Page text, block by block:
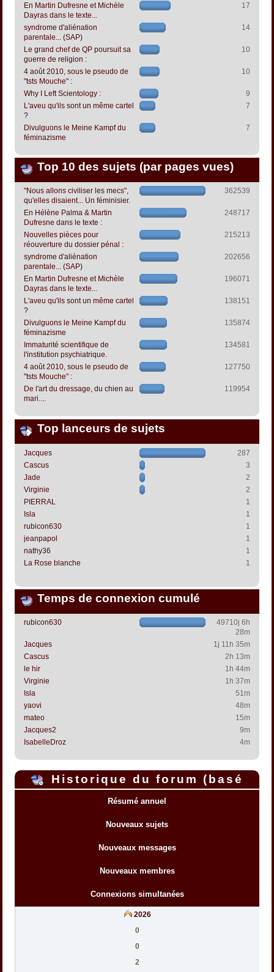
En Martin Dufresne et Michèle
Dayras dans le texte...
17
syndrome d'aliénation
parentale... (SAP)
14
Le grand chef de QP poursuit sa
guerre de religion :
10
4 août 2010, sous le pseudo de
"tsts Mouche" :
10
Why I Left Scientology :
9
L'aveu qu'ils sont un même cartel
?
7
Divulguons le Meine Kampf du
féminazisme
7
Top 10 des sujets (par pages vues)
"Nous allons civiliser les mecs",
qu'elles disaient... Un féminisier.
362539
En Hélène Palma & Martin
Dufresne dans le texte :
248717
Nouvelles pièces pour
réouverture du dossier pénal :
215213
syndrome d'aliénation
parentale... (SAP)
202656
En Martin Dufresne et Michèle
Dayras dans le texte...
196071
L'aveu qu'ils sont un même cartel
?
138151
Divulguons le Meine Kampf du
féminazisme
135874
Immaturité scientifique de
l'institution psychiatrique.
134581
4 août 2010, sous le pseudo de
"tsts Mouche" :
127750
De l'art du dressage, du chien au
mari....
119954
Top lanceurs de sujets
Jacques
287
Cascus
3
Jade
2
Virginie
2
PIERRAL
1
Isla
1
rubicon630
1
jeanpapol
1
nathy36
1
La Rose blanche
1
Temps de connexion cumulé
rubicon630
49710j 6h
28m
Jacques
1j 11h 35m
Cascus
2h 13m
le hir
1h 44m
Virginie
1h 37m
Isla
51m
yaovi
48m
mateo
15m
Jacques2
9m
IsabelleDroz
4m
Historique du forum (basé
sur l'heure interne du forum)
Résumé annuel
Nouveaux sujets
Nouveaux messages
Nouveaux membres
Connexions simultanées
2026
0
0
2